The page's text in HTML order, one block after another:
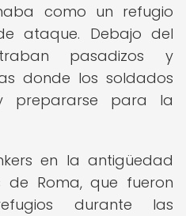
como un refugio
ataque. Debajo del
pasadizos y
donde los soldados
prepararse para la
en la antigüedad
Roma, que fueron
durante las